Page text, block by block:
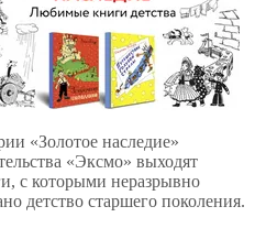
«Золотое наследие»
«Эксмо» выходят
с которыми неразрывно
детство старшего поколения.